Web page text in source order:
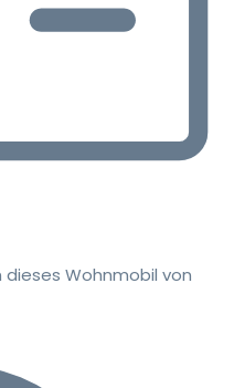
dieses Wohnmobil von